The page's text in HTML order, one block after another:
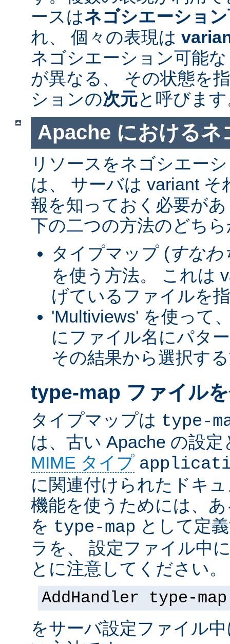
ースはネゴシエーショ
れ、 個々の表現は
ネゴシエーション可能
が異なる、 その状態を
ションの次元と呼びま
Apache におけるネ
リソースをネゴシエー
は、 サーバは variant
報を知っておく必要が
下の二つの方法のどち
タイプマップ (すなわ
を使う方法。 これは
げているファイルを
'Multiviews' を使って
にファイル名にパタ
その結果から選択す
type-map ファイル
タイプマップは type-
は、古い Apache の設
MIME タイプ
に関連付けられたドキ
機能を使うためには、
を type-map として定
ラを、 設定ファイル中
とに注意してください
AddHandler type-
をサーバ設定ファイル